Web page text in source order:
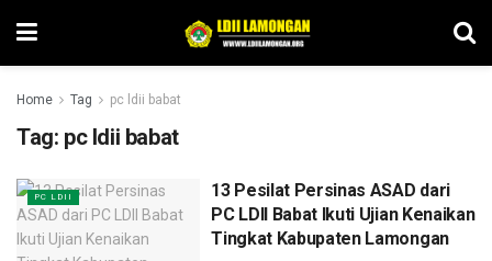
Home Tag pc ldii babat
Tag: pc ldii babat
PC LDII
13 Pesilat Persinas ASAD dari
PC LDII Babat Ikuti Ujian Kenaikan
Tingkat Kabupaten Lamongan